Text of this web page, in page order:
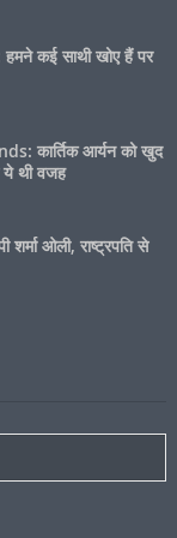
कई साथी खोए हैं पर
कार्तिक आर्यन को खुद
ये थी वजह
ओली, राष्ट्रपति से